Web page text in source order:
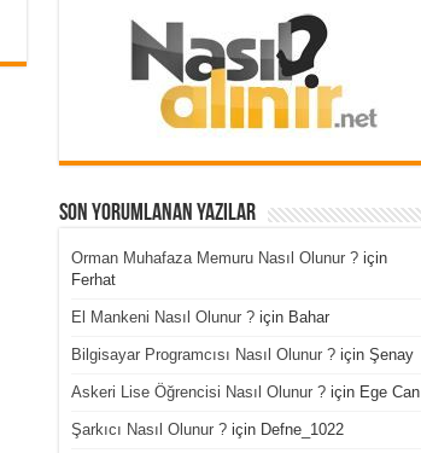
Son Yorumlanan Yazılar
Orman Muhafaza Memuru Nasıl Olunur ?için
Ferhat
El Mankeni Nasıl Olunur ?için Bahar
Bilgisayar Programcısı Nasıl Olunur ?için Şenay
Askeri Lise Öğrencisi Nasıl Olunur ?için Ege Can
Şarkıcı Nasıl Olunur ?için Defne_1022